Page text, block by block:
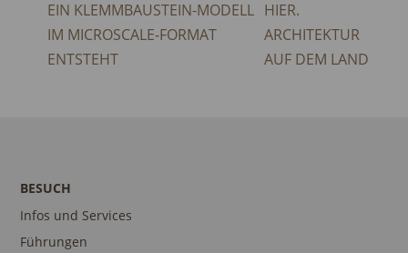
EIN KLEMMBAUSTEIN-MODELL
IM MICROSCALE-FORMAT
ENTSTEHT
HIER.
ARCHITEKTUR
AUF DEM LAND
BESUCH
Infos und Services
Führungen